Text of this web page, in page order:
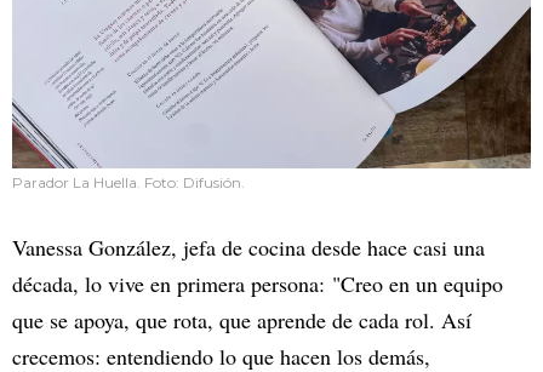
Parador La Huella. Foto: Difusión.
Vanessa González, jefa de cocina desde hace casi una
década, lo vive en primera persona: "Creo en un equipo
que se apoya, que rota, que aprende de cada rol. Así
crecemos: entendiendo lo que hacen los demás,